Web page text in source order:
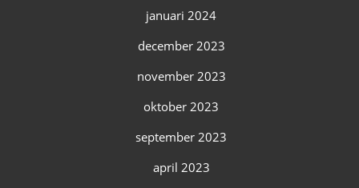
januari 2024
december 2023
november 2023
oktober 2023
september 2023
april 2023